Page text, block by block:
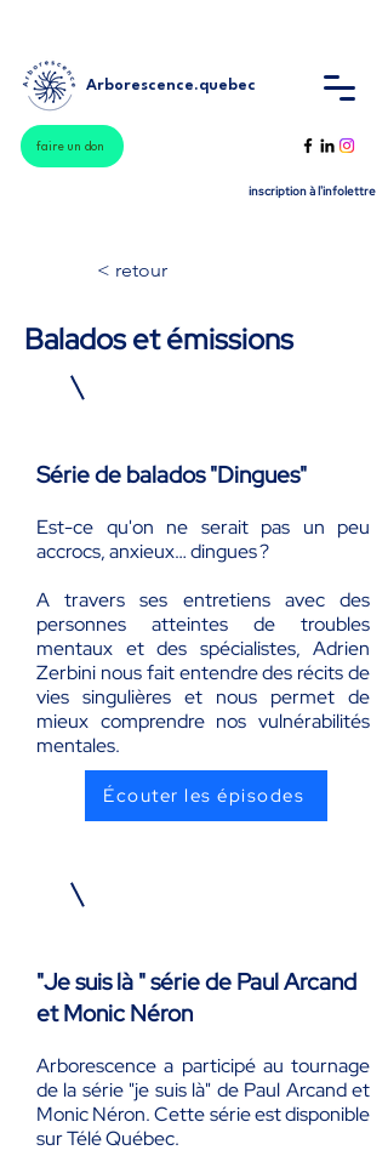
Arborescence.quebec
faire un don
inscription à l'infolettre
< retour
Balados et émissions
Série de balados "Dingues"
Est-ce qu'on ne serait pas un peu
accrocs, anxieux… dingues ?
A travers ses entretiens avec des
personnes atteintes de troubles
mentaux et des spécialistes, Adrien
Zerbini nous fait entendre des récits de
vies singulières et nous permet de
mieux comprendre nos vulnérabilités
mentales.
Écouter les épisodes
"Je suis là " série de Paul Arcand
et Monic Néron
Arborescence a participé au tournage
de la série "je suis là" de Paul Arcand et
Monic Néron. Cette série est disponible
sur Télé Québec.